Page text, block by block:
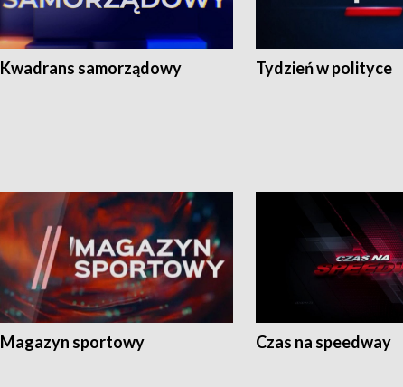
Kwadrans samorządowy Tydzień w polityce
Magazyn sportowy Czas na speedway